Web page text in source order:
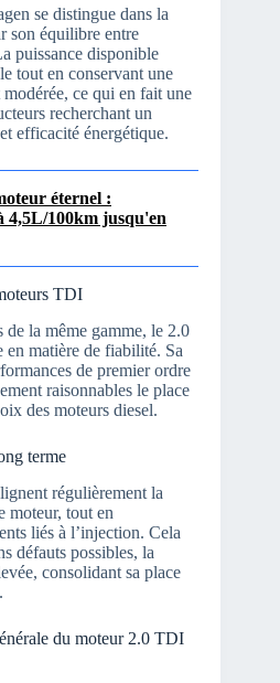
se distingue dans la
son équilibre entre
puissance disponible
tout en conservant une
ce qui en fait une
recherchant un
efficacité énergétique.
éternel :
4,5L/100km jusqu'en
TDI
de la même gamme, le 2.0
matière de fiabilité. Sa
de premier ordre
raisonnables le place
des moteurs diesel.
terme
régulièrement la
moteur, tout en
liés à l’injection. Cela
défauts possibles, la
consolidant sa place
du moteur 2.0 TDI